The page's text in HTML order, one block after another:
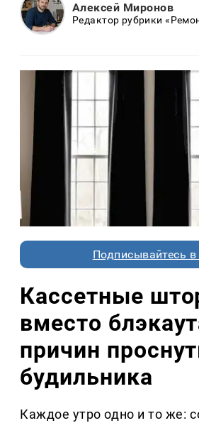
Алексей Миронов
Редактор рубрики
Подписывайтесь в
Кассетные
вместо
причин
будильника
Каждое утро одно и то же: